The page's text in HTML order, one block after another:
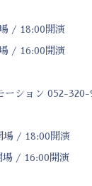
/ 18:00開演
/ 16:00開演
ーション 052-
場 / 18:00開演
/ 16:00開演